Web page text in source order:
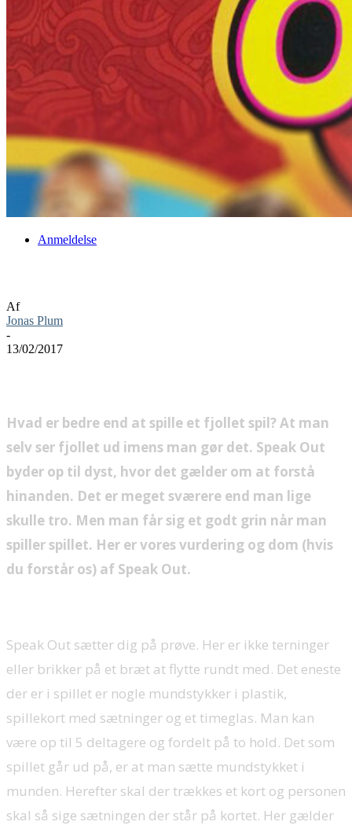
Anmeldelse
Af
Jonas Plum
-
13/02/2017
Hvad er bedre end at spille et fjollet spil? At man
selv ser fjollet ud imens man gør det. Speak Out
byder op til dyst, hvor det gælder om at forstå
hinanden. Det er meget sværere end man lige
skulle tro. Men man får sig et godt grin når man
spiller spillet. Her er vores vurdering og dom (hvis
du forstår os) af Speak Out.
Speak Out sætter dig på prøve. Her er ikke terninger
eller brikker på et bræt at flytte rundt med. Det eneste
der er i spillet er nogle mundstykker i plastik,
spillekort med sætninger og et timeglas. Man kan
være op til 5 deltagere og fordelt på to hold. Det som
spillet går ud på, er at man sætte mundstykket i
munden. Herefter skal der trækkes et kort og personen
skal så sige sætningen der står på kortet. Her gælder